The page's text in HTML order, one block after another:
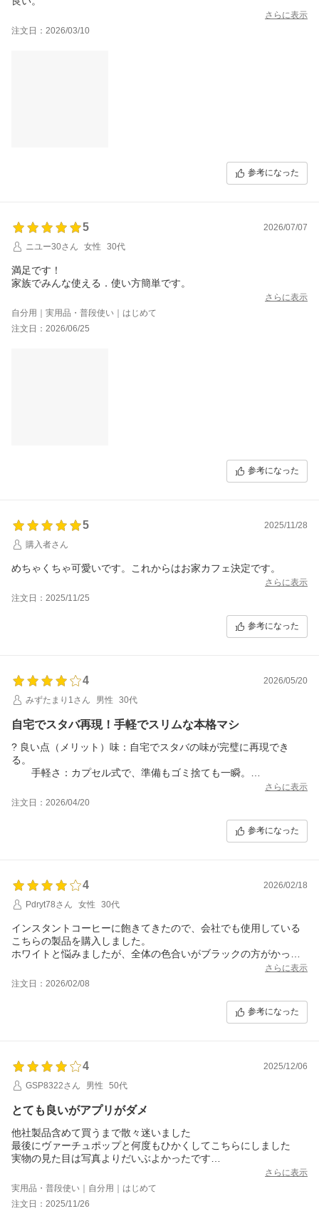
さらに表示
注文日：2026/03/10
参考になった
5
2026/07/07
ニユー30さん
女性 30代
満足です！
家族でみんな使える．使い方簡単です。
さらに表示
自分用｜実用品・普段使い｜はじめて
注文日：2026/06/25
参考になった
5
2025/11/28
購入者さん
めちゃくちゃ可愛いです。これからはお家カフェ決定です。
さらに表示
注文日：2025/11/25
参考になった
4
2026/05/20
みずたまり1さん
男性 30代
自宅でスタバ再現！手軽でスリムな本格マシ
? 良い点（メリット）味：自宅でスタバの味が完璧に再現でき
る。
手軽さ：カプセル式で、準備もゴミ捨ても一瞬。
サイズ：幅約11.2cmとスリムで、置き場所に困らない。
付属品：セットのスタバ特製グラスマグがおしゃれ。
? 気になる点（デメリット）コスパ：1杯100円～200円台と、カ
? 総評「1杯あたりの安さ」よりも、「自宅で手軽にスタバの味を
楽しめるタイパと満足度」を
重視する人に最適な一台です。
さらに表示
注文日：2026/04/20
参考になった
4
2026/02/18
Pdryt78さん
女性 30代
インスタントコーヒーに飽きてきたので、会社でも使用している
こちらの製品を購入しました。
ホワイトと悩みましたが、全体の色合いがブラックの方がかっこ
他の方のコメントでもありましたが、確かにカバーを開けようと
するとタッチパネルに当たるのが少し使い辛いかも。お手入れは
しやすいので、そこだけ気をつければ良い商品だと思います。横
す。
他の味も試してみたいです。
さらに表示
注文日：2026/02/08
参考になった
4
2025/12/06
GSP8322さん
男性 50代
とても良いがアプリがダメ
他社製品含めて買うまで散々迷いました
最後にヴァーチュポップと何度もひかくしてこちらにしました
実物の見た目は写真よりだいぶよかったです
ただアプリが全然ダメです
Bluetoothに繋がらない。
2杯入れようとすると1杯目が終わってまた切れてやり直しに。
さらに表示
実用品・普段使い｜自分用｜はじめて
注文日：2025/11/26